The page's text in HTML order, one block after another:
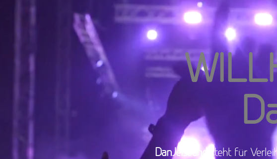
DanJelsound steht für